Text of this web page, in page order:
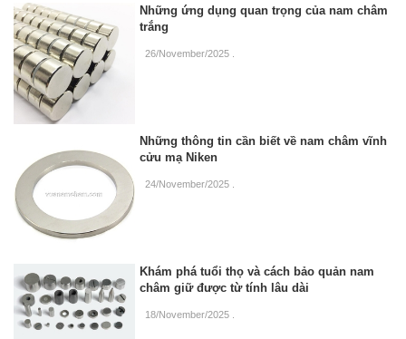
Những ứng dụng quan trọng của nam châm
trắng
26/November/2025
Những thông tin cần biết về nam châm vĩnh
cửu mạ Niken
24/November/2025
Khám phá tuổi thọ và cách bảo quản nam
châm giữ được từ tính lâu dài
18/November/2025